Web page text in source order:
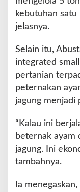
kebutuhan satu
jelasnya.
Selain itu,
integrated
pertanian
peternakan
jagung menjadi
“Kalau ini
beternak ayam
jagung. Ini
tambahnya.
Ia